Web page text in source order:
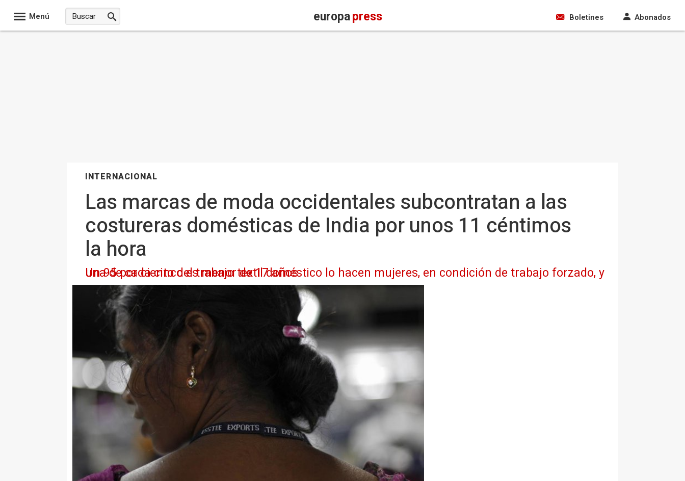
Menú europapress Boletines Abonados
INTERNACIONAL
Las marcas de moda occidentales subcontratan a las
costureras domésticas de India por unos 11 céntimos
la hora
Un 95 por ciento del trabajo textil doméstico lo hacen mujeres, en condición de trabajo forzado, y una de cada cinco es menor de 17 años